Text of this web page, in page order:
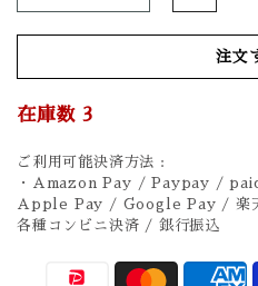
注文
在庫数3
ご利用可能決済方法 :
・Amazon Pay / Paypay /
Apple Pay / Google Pay / 楽
各種コンビニ決済 / 銀行振込